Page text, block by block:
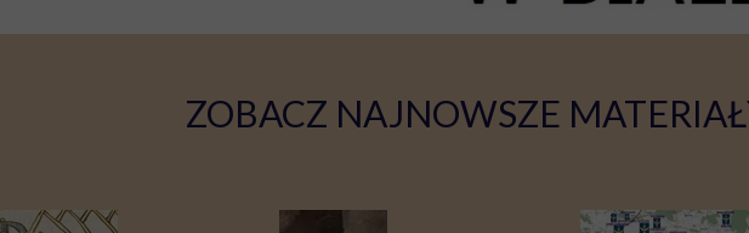
ZOBACZ NAJNOWSZE